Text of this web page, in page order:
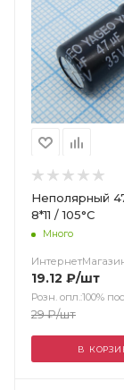
Неполярный 47µF 16V /
8*11 / 105°C
Много
19.12 ₽/шт
Розн. опл.:100%
29₽/шт
В